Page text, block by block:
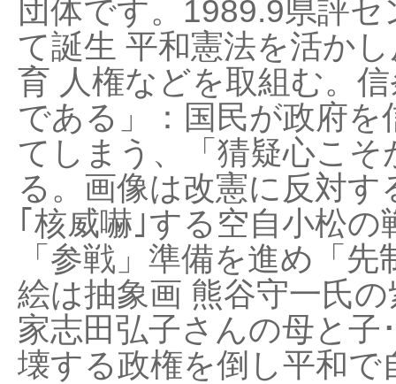
団体です。1989.9県評
て誕生 平和憲法を活か
育 人権などを取組む。
である」：国民が政府
てしまう、「猜疑心こ
る。画像は改憲に反対
｢核威嚇｣する空自小松
「参戦」準備を進め「
絵は抽象画 熊谷守一氏
家志田弘子さんの母と子
壊する政権を倒し平和